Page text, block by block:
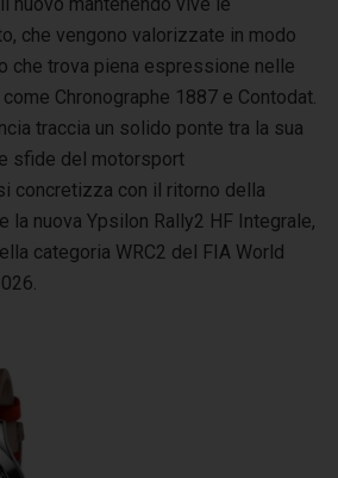
che vengono valorizzate in modo
che trova piena espressione nelle
Chronographe 1887 e Contodat.
traccia un solido ponte tra la sua
sfide del motorsport
concretizza con il ritorno della
la nuova Ypsilon Rally2 HF Integrale,
categoria WRC2 del FIA World